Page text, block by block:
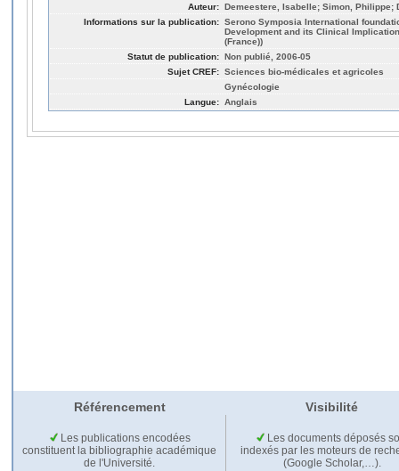
Auteur: Demeestere, Isabelle; Simon, Philippe;
Informations sur la publication: Serono Symposia International
Development and its Clinical
(France))
Statut de publication: Non publié, 2006-05
Sujet CREF: Sciences bio-médicales et agricoles
Gynécologie
Langue: Anglais
Référencement Visibilité
Les publications encodées
constituent la bibliographie académique
de l'Université.
Les documents déposés
indexés par les moteurs de
(Google Scholar,…).